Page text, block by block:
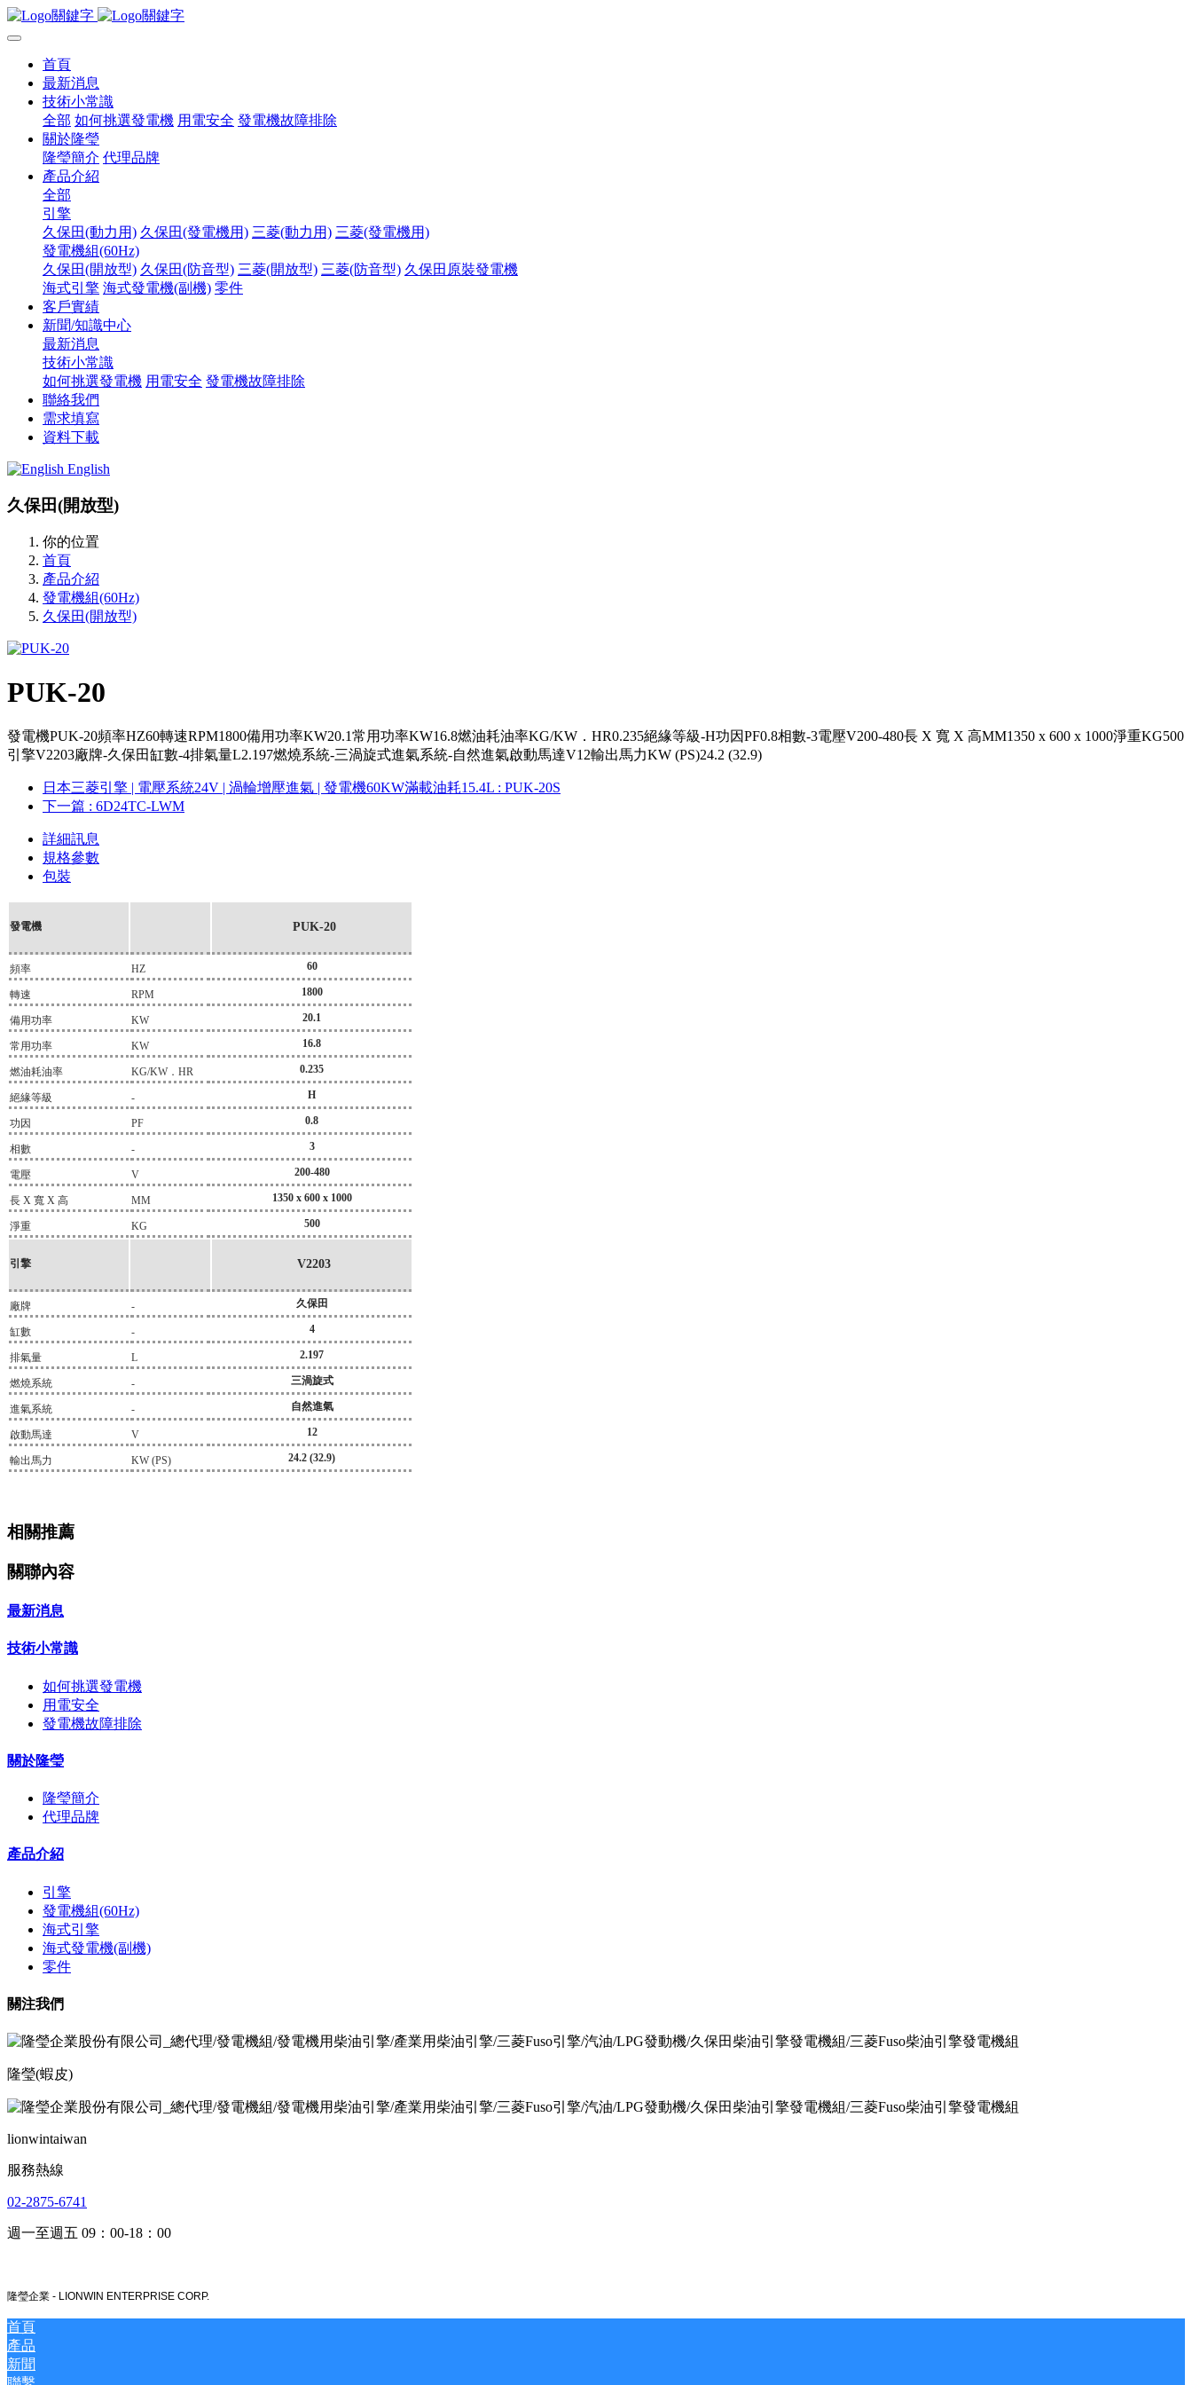
首頁
最新消息
技術小常識
全部 如何挑選發電機 用電安全 發電機故障排除
關於隆瑩
隆瑩簡介 代理品牌
產品介紹
全部
引擎
久保田(動力用) 久保田(發電機用) 三菱(動力用) 三菱(發電機用)
發電機組(60Hz)
久保田(開放型) 久保田(防音型) 三菱(開放型) 三菱(防音型) 久保田原裝發電機
海式引擎 海式發電機(副機) 零件
客戶實績
新聞/知識中心
最新消息
技術小常識
如何挑選發電機 用電安全 發電機故障排除
聯絡我們
需求填寫
資料下載
English
久保田(開放型)
你的位置
首頁
產品介紹
發電機組(60Hz)
久保田(開放型)
PUK-20
發電機PUK-20頻率HZ60轉速RPM1800備用功率KW20.1常用功率KW16.8燃油耗油率KG/KW．HR0.235絕緣等級-H功因PF0.8相數-3電壓V200-480長 X 寬 X 高MM1350 x 600 x 1000淨重KG500
引擎V2203廠牌-久保田缸數-4排氣量L2.197燃燒系統-三渦旋式進氣系統-自然進氣啟動馬達V12輸出馬力KW (PS)24.2 (32.9)
日本三菱引擎 | 電壓系統24V | 渦輪增壓進氣 | 發電機60KW滿載油耗15.4L : PUK-20S
下一篇 : 6D24TC-LWM
詳細訊息
規格參數
包裝
發電機 PUK-20
頻率 HZ 60
轉速 RPM 1800
備用功率 KW 20.1
常用功率 KW 16.8
燃油耗油率 KG/KW．HR 0.235
絕緣等級 - H
功因 PF 0.8
相數 - 3
電壓 V 200-480
長 X 寬 X 高 MM 1350 x 600 x 1000
淨重 KG 500
引擎 V2203
廠牌 - 久保田
缸數 - 4
排氣量 L 2.197
燃燒系統 - 三渦旋式
進氣系統 - 自然進氣
啟動馬達 V 12
輸出馬力 KW (PS) 24.2 (32.9)
相關推薦
關聯內容
最新消息
技術小常識
如何挑選發電機
用電安全
發電機故障排除
關於隆瑩
隆瑩簡介
代理品牌
產品介紹
引擎
發電機組(60Hz)
海式引擎
海式發電機(副機)
零件
關注我們
隆瑩(蝦皮)
lionwintaiwan
服務熱線
02-2875-6741
週一至週五 09：00-18：00
隆瑩企業 - LIONWIN ENTERPRISE CORP.
首頁
產品
新聞